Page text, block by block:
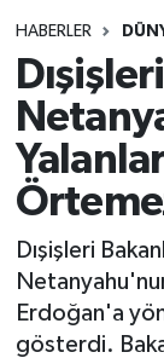
HABERLER
Dışişleri
Erdoğan'a
gösterdi.
Güncel
Gündem
Magazin
Politika
Sağlık
Spor
Süper Lig
Tüm
Son
Haber